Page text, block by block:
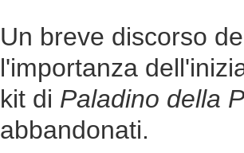
Un breve discorso
l'importanza
kit di Paladino della
abbandonati.